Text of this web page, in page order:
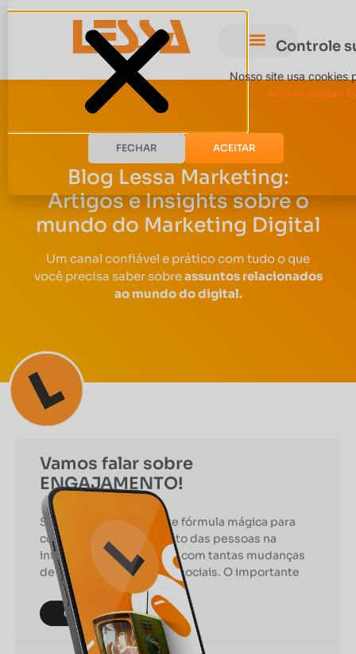
Blog Lessa Marketing:
Artigos e Insights sobre o
mundo do Marketing Digital
Um canal confiável e prático com tudo o que
você precisa saber sobreassuntos relacionados
ao mundo do digital.
Vamos falar sobre
ENGAJAMENTO!
Sabemos que não existe fórmula mágica para
conquistar o engajamento das pessoas na
internet, principalmente com tantas mudanças
de algoritmos nas redes sociais. O importante
CONTINUAR LENDO
Controle
Nosso site usa cookies
Acesse nossas
FECHAR ACEITAR